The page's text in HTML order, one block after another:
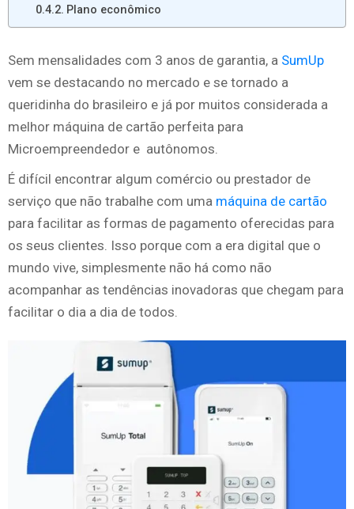
Plano econômico
Sem mensalidades com 3 anos de garantia, a SumUp
vem se destacando no mercado e se tornado a
queridinha do brasileiro e já por muitos considerada a
melhor máquina de cartão perfeita para
Microempreendedor e autônomos.
É difícil encontrar algum comércio ou prestador de
serviço que não trabalhe com uma máquina de cartão
para facilitar as formas de pagamento oferecidas para
os seus clientes. Isso porque com a era digital que o
mundo vive, simplesmente não há como não
acompanhar as tendências inovadoras que chegam para
facilitar o dia a dia de todos.